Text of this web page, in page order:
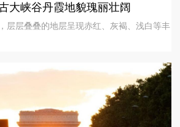
大峡谷丹霞地貌瑰丽壮阔
层层叠叠的地层呈现赤红、灰褐、浅白等丰